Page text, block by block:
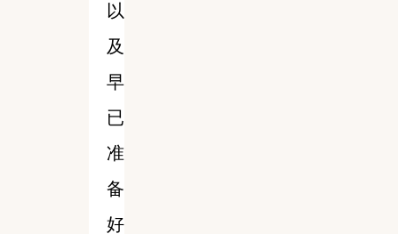
以
及
早
已
准
备
好